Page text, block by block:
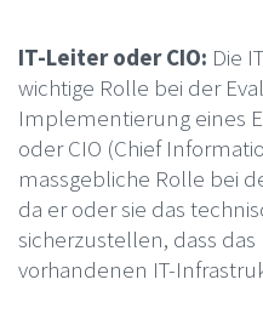
IT-Leiter oder CIO: Die
wichtige Rolle bei der
Implementierung eines
oder CIO (Chief
massgebliche Rolle bei
da er oder sie das
sicherzustellen, dass
vorhandenen IT-